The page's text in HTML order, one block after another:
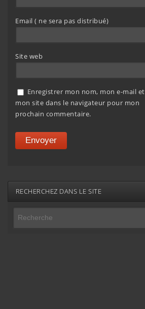
Email ( ne sera pas distribué)
Site web
Enregistrer mon nom, mon e-mail et
mon site dans le navigateur pour mon
prochain commentaire.
RECHERCHEZ DANS LE SITE